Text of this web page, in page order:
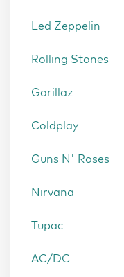
Led Zeppelin
Rolling Stones
Gorillaz
Coldplay
Guns N' Roses
Nirvana
Tupac
AC/DC